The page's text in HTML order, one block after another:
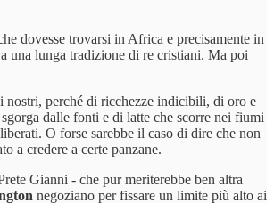
dovesse trovarsi in Africa e precisamente in
una lunga tradizione di re cristiani. Ma poi
nostri, perché di ricchezze indicibili, di oro e
dalle fonti e di latte che scorre nei fiumi
O forse sarebbe il caso di dire che non
a credere a certe panzane.
Gianni - che pur meriterebbe ben altra
negoziano per fissare un limite più alto ai